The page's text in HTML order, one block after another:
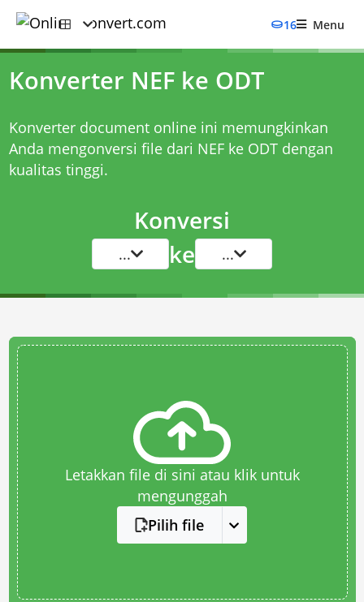
16 Menu
Konverter NEF ke ODT
Konverter document online ini memungkinkan
Anda mengonversi file dari NEF ke ODT dengan
kualitas tinggi.
Konversi
... ke ...
Letakkan file di sini atau klik untuk
mengunggah
Pilih file